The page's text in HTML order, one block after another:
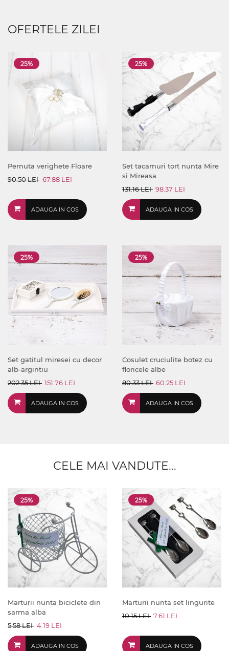
OFERTELE ZILEI
25%
Pernuta verighete Floare
90.50 LEI 67.88 LEI
ADAUGA IN COS
25%
Set tacamuri tort nunta Mire
si Mireasa
131.16 LEI 98.37 LEI
ADAUGA IN COS
25%
Set gatitul miresei cu decor
alb-argintiu
202.35 LEI 151.76 LEI
ADAUGA IN COS
25%
Cosulet cruciulite botez cu
floricele albe
80.33 LEI 60.25 LEI
ADAUGA IN COS
CELE MAI VANDUTE...
25%
Marturii nunta biciclete din
sarma alba
5.58 LEI 4.19 LEI
ADAUGA IN COS
25%
Marturii nunta set lingurite
10.15 LEI 7.61 LEI
ADAUGA IN COS